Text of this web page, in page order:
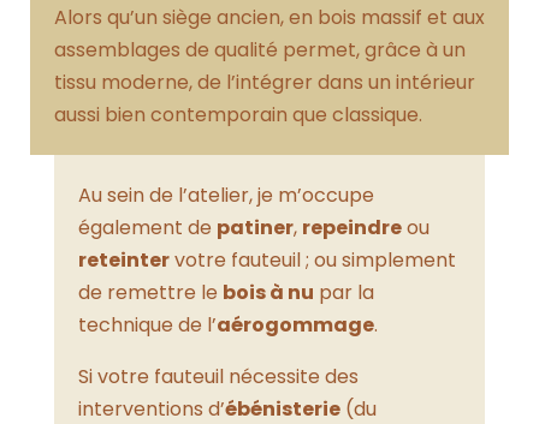
Alors qu’un siège ancien, en bois massif et aux
assemblages de qualité permet, grâce à un
tissu moderne, de l’intégrer dans un intérieur
aussi bien contemporain que classique.
Au sein de l’atelier, je m’occupe
également de patiner, repeindreou
reteintervotre fauteuil ; ou simplement
de remettre le bois à nu par la
technique de l’aérogommage.
Si votre fauteuil nécessite des
interventions d’ébénisterie(du